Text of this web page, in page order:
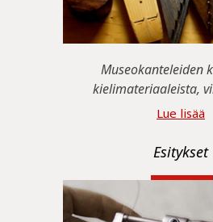
Museokanteleiden
kielimateriaaleista,
Lue lisää
Esitykset